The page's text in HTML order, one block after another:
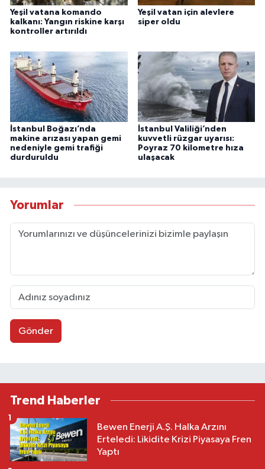
Yeşil vatana komando
kalkanı: Yangın riskine karşı
kontroller artırıldı
Yeşil vatan için alevlere
siper oldu
İstanbul Boğazı’nda
makine arızası yapan gemi
nedeniyle gemi trafiği
durduruldu
İstanbul Valiliği’nden
kuvvetli rüzgar uyarısı:
Poyraz 70 kilometre hıza
ulaşacak
Yorumlar
Gönder
Trend Haberler
Bewen Enerji A.Ş. Halka Arzını
Erteledi: Likidite Krizi Piyasaya Fren
Yaptı
1